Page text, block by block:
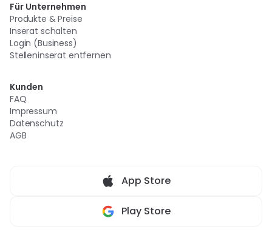
Für Unternehmen
Produkte & Preise
Inserat schalten
Login (Business)
Stelleninserat entfernen
Kunden
FAQ
Impressum
Datenschutz
AGB
App Store
Play Store